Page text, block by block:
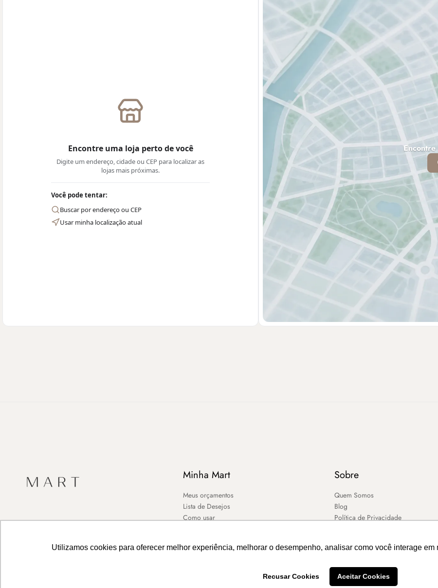
Utilizamos cookies para oferecer melhor experiência, melhorar o desempenho, analisar como você interage
Recusar Cookies Aceitar Cookies
Encontre uma loja perto de você
Digite um endereço, cidade ou CEP para localizar as
lojas mais próximas.
Você pode tentar:
Buscar por endereço ou CEP
Usar minha localização atual
Minha Mart
Meus orçamentos
Lista de Desejos
Como usar
Sobre
Quem Somos
Blog
Política de Privacidade
2026 – MART ®